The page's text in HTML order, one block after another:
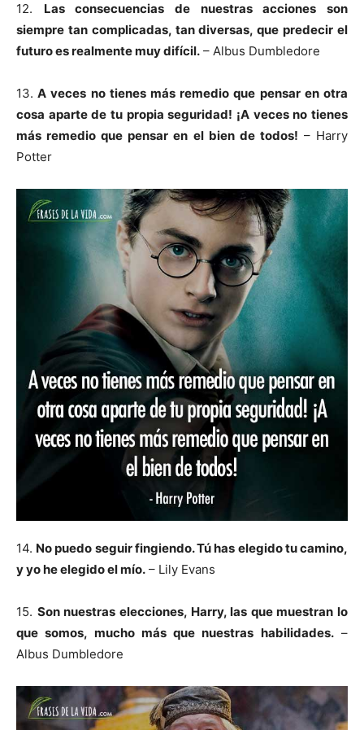
12. Las consecuencias de nuestras acciones son
siempre tan complicadas, tan diversas, que predecir el
futuro es realmente muy difícil. – Albus Dumbledore
13. A veces no tienes más remedio que pensar en otra
cosa aparte de tu propia seguridad! ¡A veces no tienes
más remedio que pensar en el bien de todos! – Harry
Potter
14. No puedo seguir fingiendo. Tú has elegido tu camino,
y yo he elegido el mío. – Lily Evans
15. Son nuestras elecciones, Harry, las que muestran lo
que somos, mucho más que nuestras habilidades.–
Albus Dumbledore